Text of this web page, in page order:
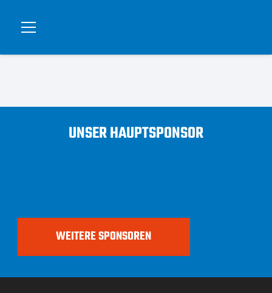
UNSER HAUPTSPONSOR
WEITERE SPONSOREN